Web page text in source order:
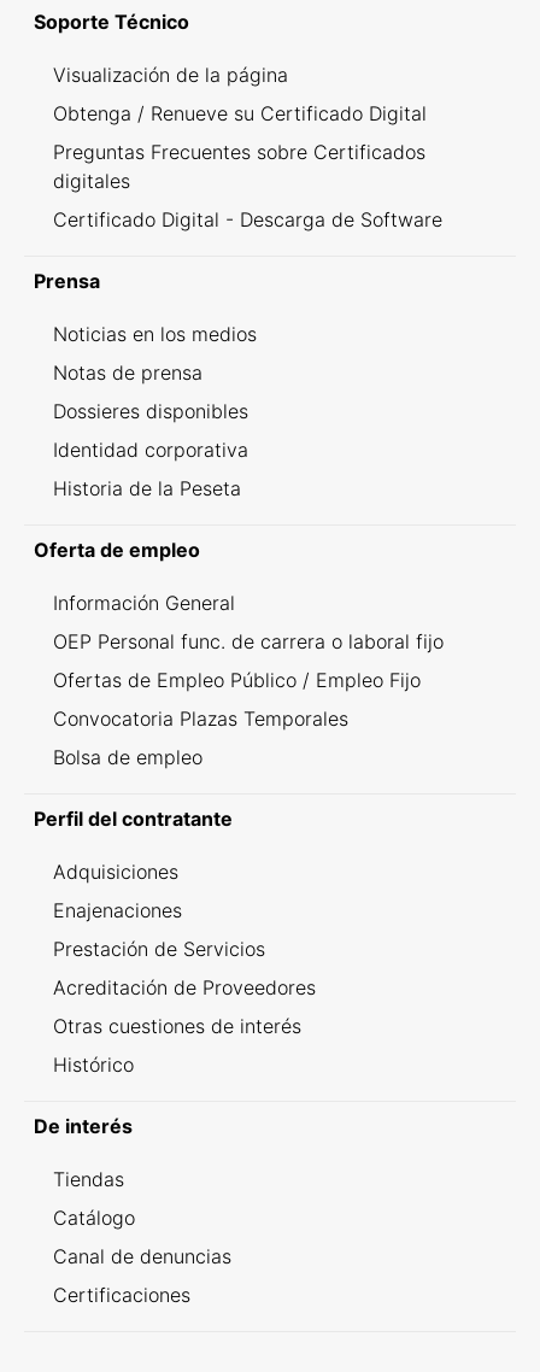
Soporte Técnico
Visualización de la página
Obtenga / Renueve su Certificado Digital
Preguntas Frecuentes sobre Certificados
digitales
Certificado Digital - Descarga de Software
Prensa
Noticias en los medios
Notas de prensa
Dossieres disponibles
Identidad corporativa
Historia de la Peseta
Oferta de empleo
Información General
OEP Personal func. de carrera o laboral fijo
Ofertas de Empleo Público / Empleo Fijo
Convocatoria Plazas Temporales
Bolsa de empleo
Perfil del contratante
Adquisiciones
Enajenaciones
Prestación de Servicios
Acreditación de Proveedores
Otras cuestiones de interés
Histórico
De interés
Tiendas
Catálogo
Canal de denuncias
Certificaciones